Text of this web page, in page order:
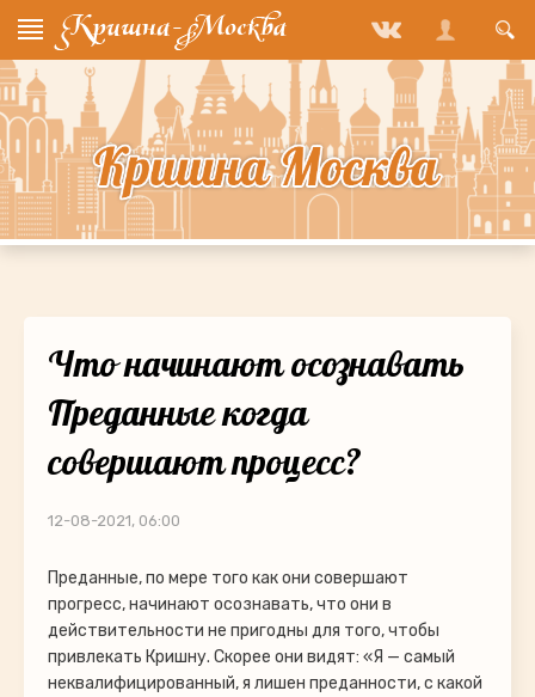
Что начинают осознавать
Преданные когда
совершают процесс?
12-08-2021, 06:00
Преданные, по мере того как они совершают
прогресс, начинают осознавать, что они в
действительности не пригодны для того, чтобы
привлекать Кришну. Скорее они видят: «Я — самый
неквалифицированный, я лишен преданности, с какой